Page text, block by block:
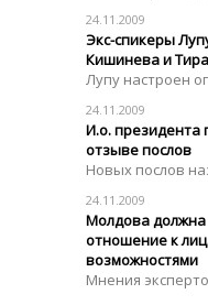
24.11.2009
Экс-спикеры
Кишинева и
Лупу настроен
24.11.2009
И.о. президента
отзыве послов
Новых послов
24.11.2009
Молдова
отношение к
возможностями
Мнения